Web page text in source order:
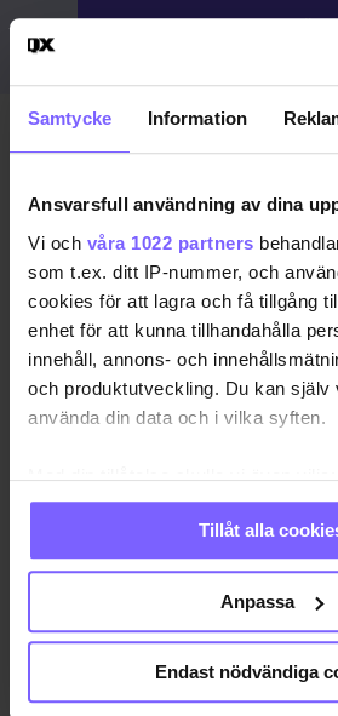
Samtycke Information
Ansvarsfull användning av dina
Vi och våra 1022 partners
som t.ex. ditt IP-nummer, och
cookies för att lagra och få tillgång
enhet för att kunna tillhandahålla
innehåll, annons- och
och produktutveckling. Du kan själv
använda din data och i vilka syften.
Med din tillåtelse skulle vi även vilja:
Samla in information om din
som kan ha en noggrannhet på
Identifiera din enhet genom
för specifika kännetecken
Ta reda på mer om hur dina
Du kan ändra eller dra tillbaka ditt
Tillåt alla
Anpassa
Endast nödvändiga
Publicerad 2014-06-16
BERLIN
DELA DEN HÄR ARTIKELN